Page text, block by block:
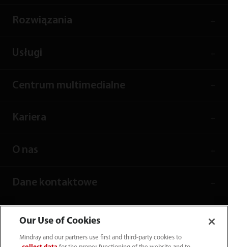
Rozwiązania
Usługi
Centrum multimedialne
Kariera
O nas
Dane kontaktowe
Our Use of Cookies
Mindray and our partners use first and third-party cookies to